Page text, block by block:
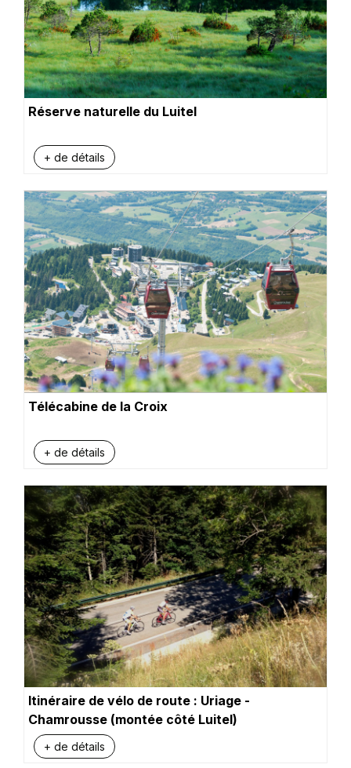
Réserve naturelle du Luitel
+ de détails
Télécabine de la Croix
+ de détails
Itinéraire de vélo de route : Uriage -
Chamrousse (montée côté Luitel)
+ de détails